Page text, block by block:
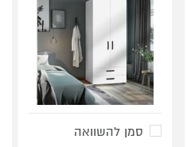
סמן להשוואה